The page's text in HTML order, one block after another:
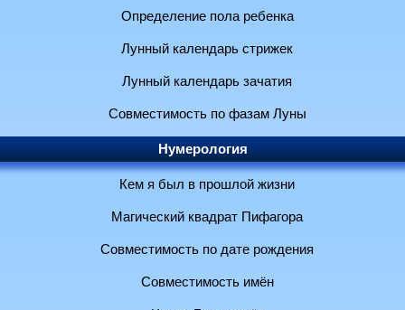
Определение пола ребенка
Лунный календарь стрижек
Лунный календарь зачатия
Совместимость по фазам Луны
Нумерология
Кем я был в прошлой жизни
Магический квадрат Пифагора
Совместимость по дате рождения
Совместимость имён